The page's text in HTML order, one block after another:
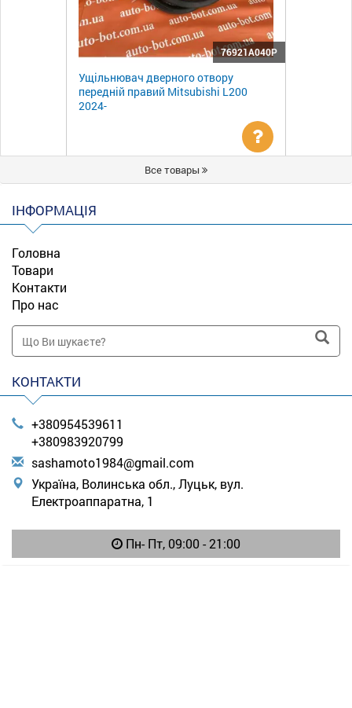
76921A040P
Ущільнювач дверного отвору
передній правий Mitsubishi L200
2024-
Уточнити
ціну
Все товары
ІНФОРМАЦІЯ
Головна
Товари
Контакти
Про нас
КОНТАКТИ
+380954539611
+380983920799
sashamoto1984@gmail.com
Україна, Волинська обл., Луцьк, вул.
Електроаппаратна, 1
Пн- Пт, 09:00 - 21:00